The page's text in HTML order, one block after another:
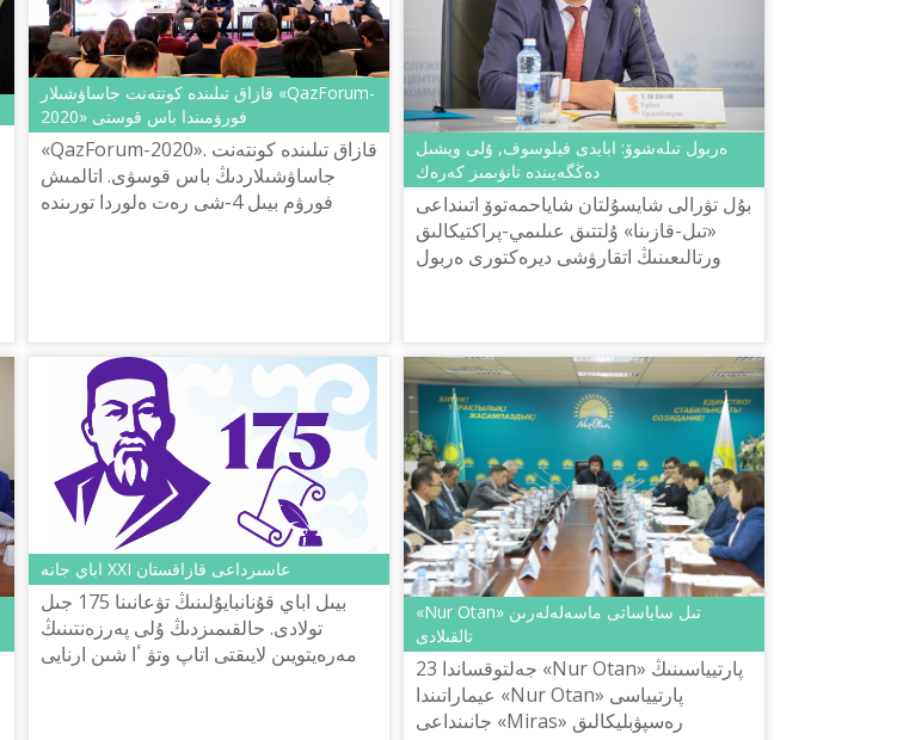
قازاق تىلىندە كونتەنت جاساۋشىلار «QazForum-
2020» فورۋمىندا باس قوستى
«QazForum-2020». قازاق تىلىندە كونتەنت
جاساۋشىلاردىڭ باس قوسۋى. اتالمىش
فورۋم بيىل 4-شى رەت ەلوردا تورىندە
ەربول تىلەشوۆ: ابايدى فيلوسوف, ۇلى ويشىل
دەڭگەيىندە تانۋىمىز كەرەك
بۇل تۋرالى شايسۇلتان شاياحمەتوۆ اتىنداعى
«تىل-قازىنا» ۇلتتىق عىلىمي-پراكتيكالىق
ورتالىعىنىڭ اتقارۋشى ديرەكتورى ەربول
اباي جانە XXI عاسىرداعى قازاقستان
بيىل اباي قۇنانبايۇلىنىڭ تۋعانىنا 175 جىل
تولادى. حالقى­مىزدىڭ ۇلى پەرزەنتىنىڭ
مەرەيتويىن لايىقتى اتاپ وتۋ ٴا شىن ار­نايى
«Nur Otan» تىل ساياساتى ماسەلەلەرىن
تالقىلادى
23 جەلتوقساندا «Nur Otan» پارتيياسىنىڭ
عيماراتىندا «Nur Otan» پارتيياسى
جانىنداعى «Miras» رەسپۋبليكالىق